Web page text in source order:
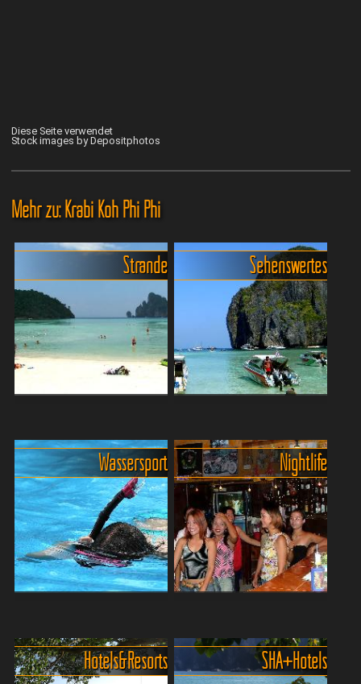
Diese Seite verwendet
Stock images by Depositphotos
Mehr zu: Krabi Koh Phi Phi
Ob du lieber barfuß über
endlose, weiße Sandstrände
läufst oder versteckte
Buchten suchst, in denen
das Meer türkis glitzert und
nur das Rauschen der ...
Strände
PhiPhi
Die traumhafte Inselgruppe
Koh Phi Phi! vor der Küste
von Krabi verzaubert mit
kristallklarem Wasser,
weißen Sandstränden und
beeindruckenden Felsform...
Sehenswertes
Die Phi-Phi-Inseln bieten im
klaren, türkisgrünen und
Wassersport
Koh Phi Phi ist eine der
bekanntesten Inselgruppen
Nightlife
Hotels & Resorts SHA+ Hotels